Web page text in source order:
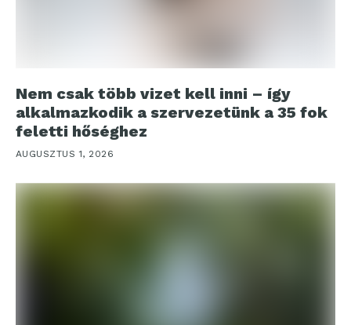
Nem csak több vizet kell inni – így
alkalmazkodik a szervezetünk a 35 fok
feletti hőséghez
AUGUSZTUS 1, 2026